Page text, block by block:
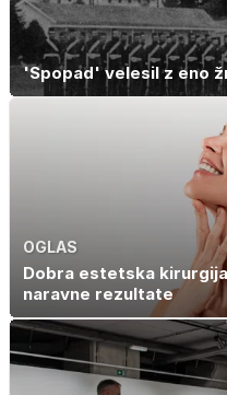
'Spopad' velesil z eno
OGLAS
Dobra estetska
naravne rezultate